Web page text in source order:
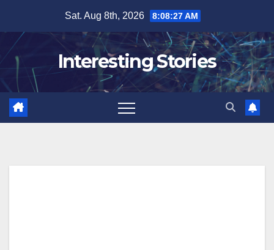
content
Sat. Aug 8th, 2026 8:08:28 AM
Interesting Stories